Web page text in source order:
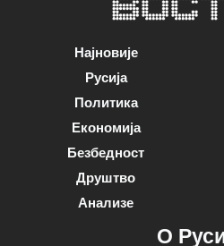
Најновије
Русија
Политика
Економија
Безбедност
Друштво
Анализе
О